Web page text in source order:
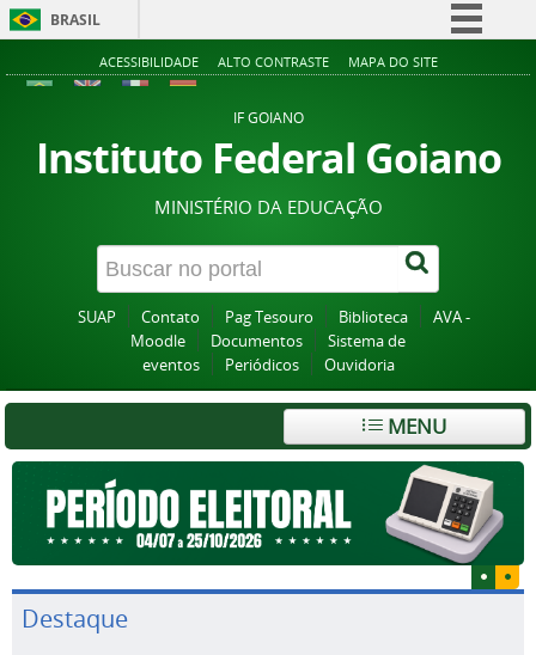
BRASIL
Simplifique!
Acesso à informação
Legislação
Canais
ACESSIBILIDADE ALTO CONTRASTE MAPA DO SITE
IF GOIANO
Instituto Federal Goiano
MINISTÉRIO DA EDUCAÇÃO
SUAP Contato Pag Tesouro Biblioteca
AVA -
Moodle
Documentos
Sistema de
eventos
Periódicos Ouvidoria
MENU
Destaque